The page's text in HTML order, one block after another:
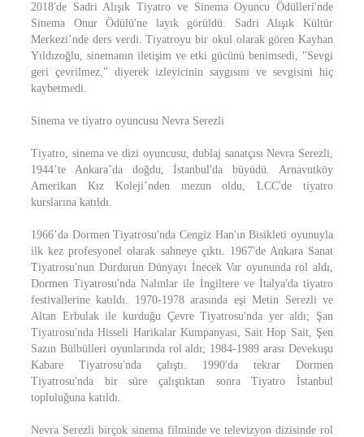
2018'de Sadri Alışık Tiyatro ve Sinema Oyuncu Ödülleri'nde
Sinema Onur Ödülü'ne layık görüldü. Sadri Alışık Kültür
Merkezi’nde ders verdi. Tiyatroyu bir okul olarak gören Kayhan
Yıldızoğlu, sinemanın iletişim ve etki gücünü benimsedi, "Sevgi
geri çevrilmez," diyerek izleyicinin saygısını ve sevgisini hiç
kaybetmedi.
Sinema ve tiyatro oyuncusu Nevra Serezli
Tiyatro, sinema ve dizi oyuncusu, dublaj sanatçısı Nevra Serezli,
1944’te Ankara’da doğdu, İstanbul'da büyüdü. Arnavutköy
Amerikan Kız Koleji’nden mezun oldu, LCC'de tiyatro
kurslarına katıldı.
1966’da Dormen Tiyatrosu'nda Cengiz Han'ın Bisikleti oyunuyla
ilk kez profesyonel olarak sahneye çıktı. 1967'de Ankara Sanat
Tiyatrosu'nun Durdurun Dünyayı İnecek Var oyununda rol aldı,
Dormen Tiyatrosu'nda Nalınlar ile İngiltere ve İtalya'da tiyatro
festivallerine katıldı. 1970-1978 arasında eşi Metin Serezli ve
Altan Erbulak ile kurduğu Çevre Tiyatrosu'nda yer aldı; Şan
Tiyatrosu'nda Hisseli Harikalar Kumpanyası, Sait Hop Sait, Şen
Sazın Bülbülleri oyunlarında rol aldı; 1984-1989 arası Devekuşu
Kabare Tiyatrosu'nda çalıştı. 1990'da tekrar Dormen
Tiyatrosu'nda bir süre çalıştıktan sonra Tiyatro İstanbul
topluluğuna katıldı.
Nevra Serezli birçok sinema filminde ve televizyon dizisinde rol